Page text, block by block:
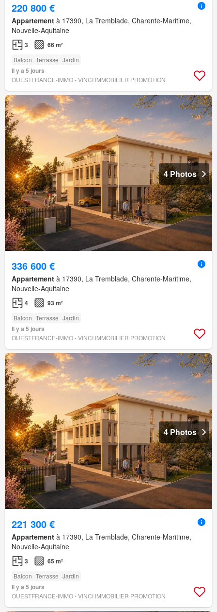
220 800 €
Appartement à 17390, La Tremblade, Charente-Maritime,
Nouvelle-Aquitaine
3 66 m²
Balcon Terrasse Jardin
Il y a 5 jours
OUESTFRANCE-IMMO - VINCI IMMOBILIER PROMOTION
4 Photos
336 600 €
Appartement à 17390, La Tremblade, Charente-Maritime,
Nouvelle-Aquitaine
4 93 m²
Balcon Terrasse Jardin
Il y a 5 jours
OUESTFRANCE-IMMO - VINCI IMMOBILIER PROMOTION
4 Photos
221 300 €
Appartement à 17390, La Tremblade, Charente-Maritime,
Nouvelle-Aquitaine
3 65 m²
Balcon Terrasse Jardin
Il y a 5 jours
OUESTFRANCE-IMMO - VINCI IMMOBILIER PROMOTION